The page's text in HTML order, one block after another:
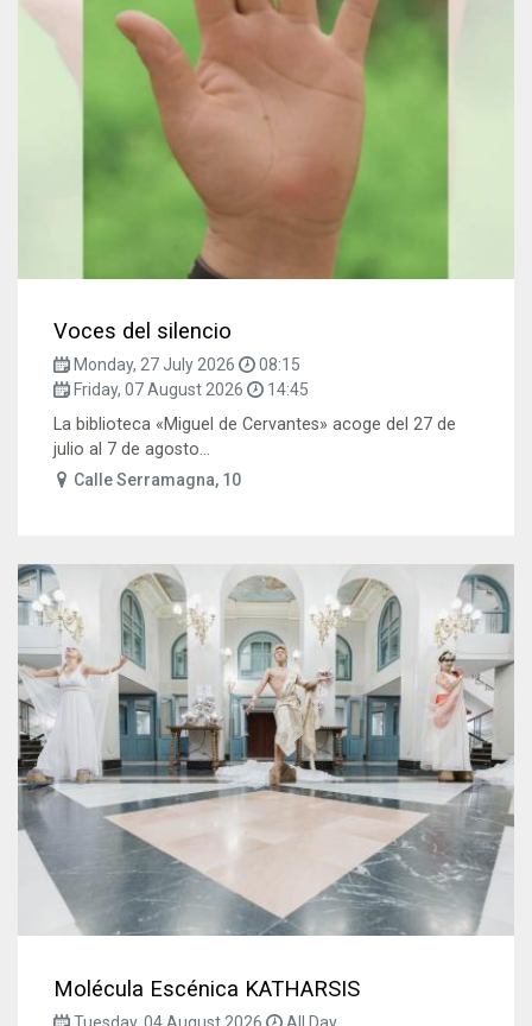
Voces del silencio
Monday, 27 July 2026
08:15
Friday, 07 August 2026
14:45
La biblioteca «Miguel de Cervantes» acoge del 27 de
julio al 7 de agosto...
Calle Serramagna, 10
Molécula Escénica KATHARSIS
Tuesday, 04 August 2026 All Day